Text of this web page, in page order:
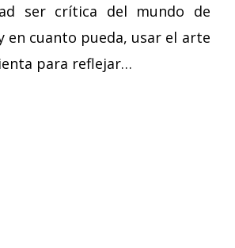
ser crítica del mundo de
en cuanto pueda, usar el arte
para reflejar…